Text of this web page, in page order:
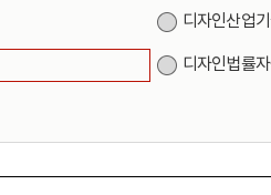
디자인산업
디자인법률